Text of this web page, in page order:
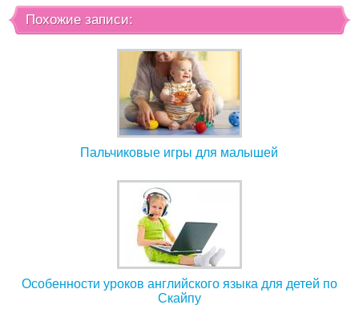
Похожие записи:
Пальчиковые игры для малышей
Особенности уроков английского языка для детей по
Скайпу